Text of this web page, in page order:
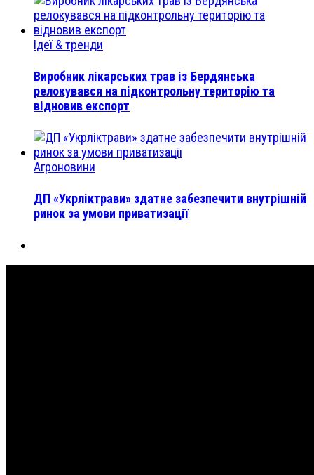
Ідеї & тренди
Виробник лікарських трав із Бердянська
релокувався на підконтрольну територію та
відновив експорт
Агроновини
ДП «Укрліктрави» здатне забезпечити внутрішній
ринок за умови приватизації